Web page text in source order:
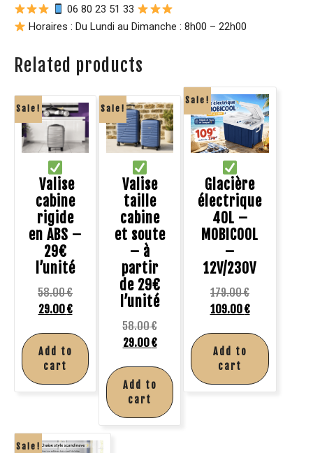
06 80 23 51 33
Horaires : Du Lundi au Dimanche : 8h00 – 22h00
Related products
Sale!
Valise
cabine
rigide
en ABS –
29€
l’unité
58.00€
29.00€
Add to
cart
Sale!
Valise
taille
cabine
et soute
– à
partir
de 29€
l’unité
58.00€
29.00€
Add to
cart
Sale!
Glacière
électrique
40L –
MOBICOOL
–
12V/230V
179.00€
109.00€
Add to
cart
Sale!